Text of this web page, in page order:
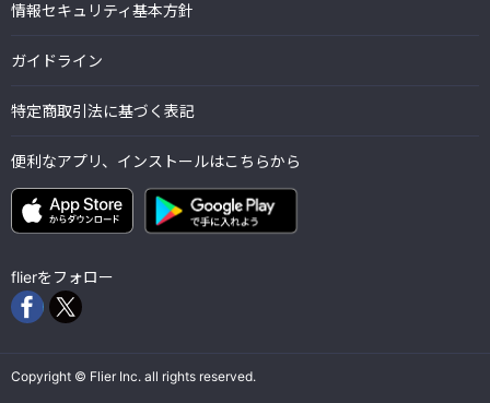
情報セキュリティ基本方針
ガイドライン
特定商取引法に基づく表記
便利なアプリ、インストールはこちらから
flierをフォロー
Copyright © Flier Inc. all rights reserved.